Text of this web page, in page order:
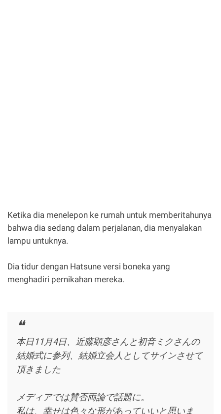
Ketika dia menelepon ke rumah untuk memberitahunya
bahwa dia sedang dalam perjalanan, dia menyalakan
lampu untuknya.
Dia tidur dengan Hatsune versi boneka yang
menghadiri pernikahan mereka.
本日11月4日、近藤顕彦さんと初音ミクさんの
結婚式に参列、結婚立会人としてサインさせて
頂きました
メディアでは賛否両論で話題に。
私は、幸せは色々な形があっていいと思いま